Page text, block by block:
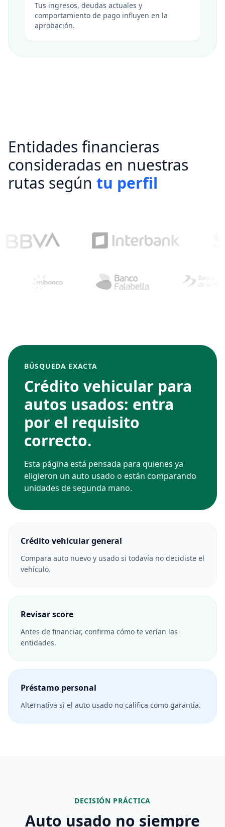
Tus ingresos, deudas actuales y
comportamiento de pago influyen en la
aprobación.
Entidades financieras
consideradas en nuestras
rutas según tu perfil
BÚSQUEDA EXACTA
Crédito vehicular para
autos usados: entra
por el requisito
correcto.
Esta página está pensada para quienes ya
eligieron un auto usado o están comparando
unidades de segunda mano.
Crédito vehicular general
Compara auto nuevo y usado si todavía no decidiste el
vehículo.
Revisar score
Antes de financiar, confirma cómo te verían las
entidades.
Préstamo personal
Alternativa si el auto usado no califica como garantía.
DECISIÓN PRÁCTICA
Auto usado no siempre